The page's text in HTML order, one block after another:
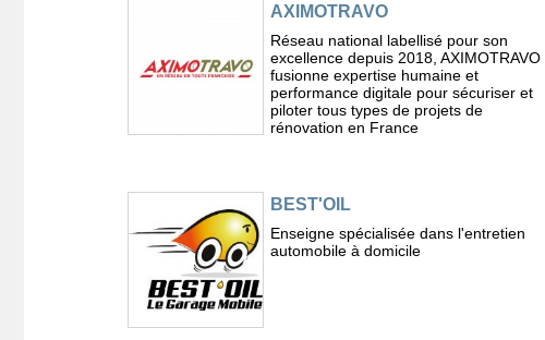
AXIMOTRAVO
Réseau national labellisé pour son
excellence depuis 2018, AXIMOTRAVO
fusionne expertise humaine et
performance digitale pour sécuriser et
piloter tous types de projets de
rénovation en France
BEST'OIL
Enseigne spécialisée dans l'entretien
automobile à domicile